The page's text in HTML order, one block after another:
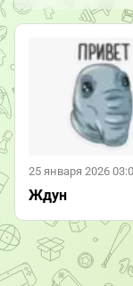
25 января 2026
Ждун